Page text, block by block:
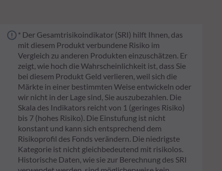
* Der Gesamtrisikoindikator (SRI) hilft Ihnen, das
mit diesem Produkt verbundene Risiko im
Vergleich zu anderen Produkten einzuschätzen. Er
zeigt, wie hoch die Wahrscheinlichkeit ist, dass Sie
bei diesem Produkt Geld verlieren, weil sich die
Märkte in einer bestimmten Weise entwickeln oder
wir nicht in der Lage sind, Sie auszubezahlen. Die
Skala des Indikators reicht von 1 (geringes Risiko)
bis 7 (hohes Risiko). Die Einstufung ist nicht
konstant und kann sich entsprechend dem
Risikoprofil des Fonds verändern. Die niedrigste
Kategorie ist nicht gleichbedeutend mit risikolos.
Historische Daten, wie sie zur Berechnung des SRI